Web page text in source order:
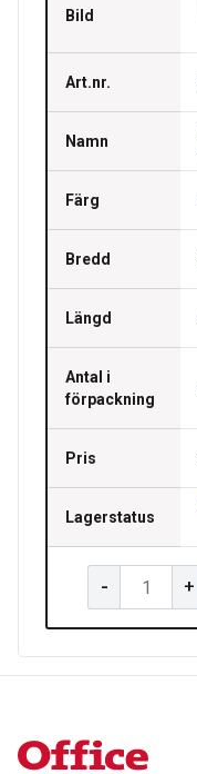
Bild
Art.nr.
Namn
Färg
Bredd
Längd
Antal i
förpackning
Pris
Lagerstatus
- +